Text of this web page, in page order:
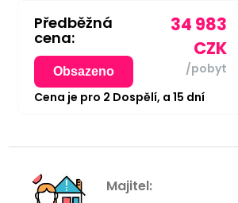
Předběžná
cena:
Obsazeno
34 983
CZK
/pobyt
Cena je pro 2 Dospělí, a 15 dní
Majitel: